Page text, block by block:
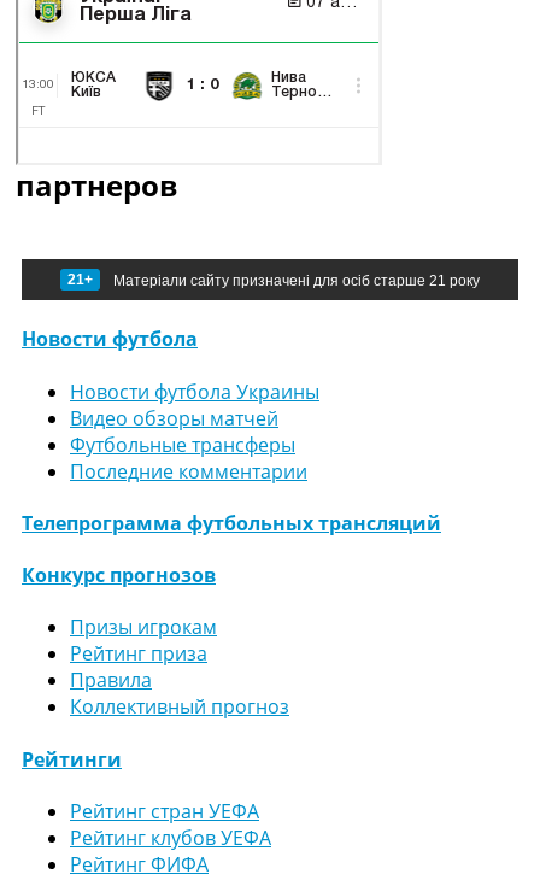
партнеров
21+ Матеріали сайту призначені для осіб старше 21 року
Новости футбола
Новости футбола Украины
Видео обзоры матчей
Футбольные трансферы
Последние комментарии
Телепрограмма футбольных трансляций
Конкурс прогнозов
Призы игрокам
Рейтинг приза
Правила
Коллективный прогноз
Рейтинги
Рейтинг стран УЕФА
Рейтинг клубов УЕФА
Рейтинг ФИФА